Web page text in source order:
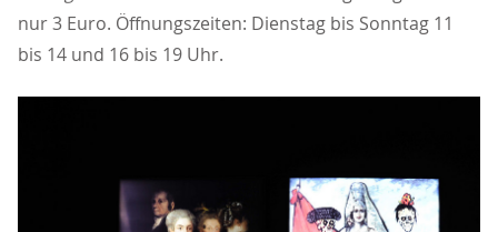
nur 3 Euro. Öffnungszeiten: Dienstag bis Sonntag 11
bis 14 und 16 bis 19 Uhr.